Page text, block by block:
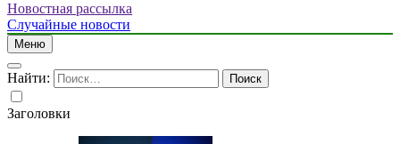
Новостная рассылка
Случайные новости
Меню
Найти:
Заголовки